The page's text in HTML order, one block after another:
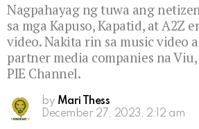
Nagpahayag ng tuwa ang
sa mga Kapuso, Kapatid, at A2Z
video. Nakita rin sa music video
partner media companies na
PIE Channel.
by Mari Thess
December 27, 2023, 2:12 am